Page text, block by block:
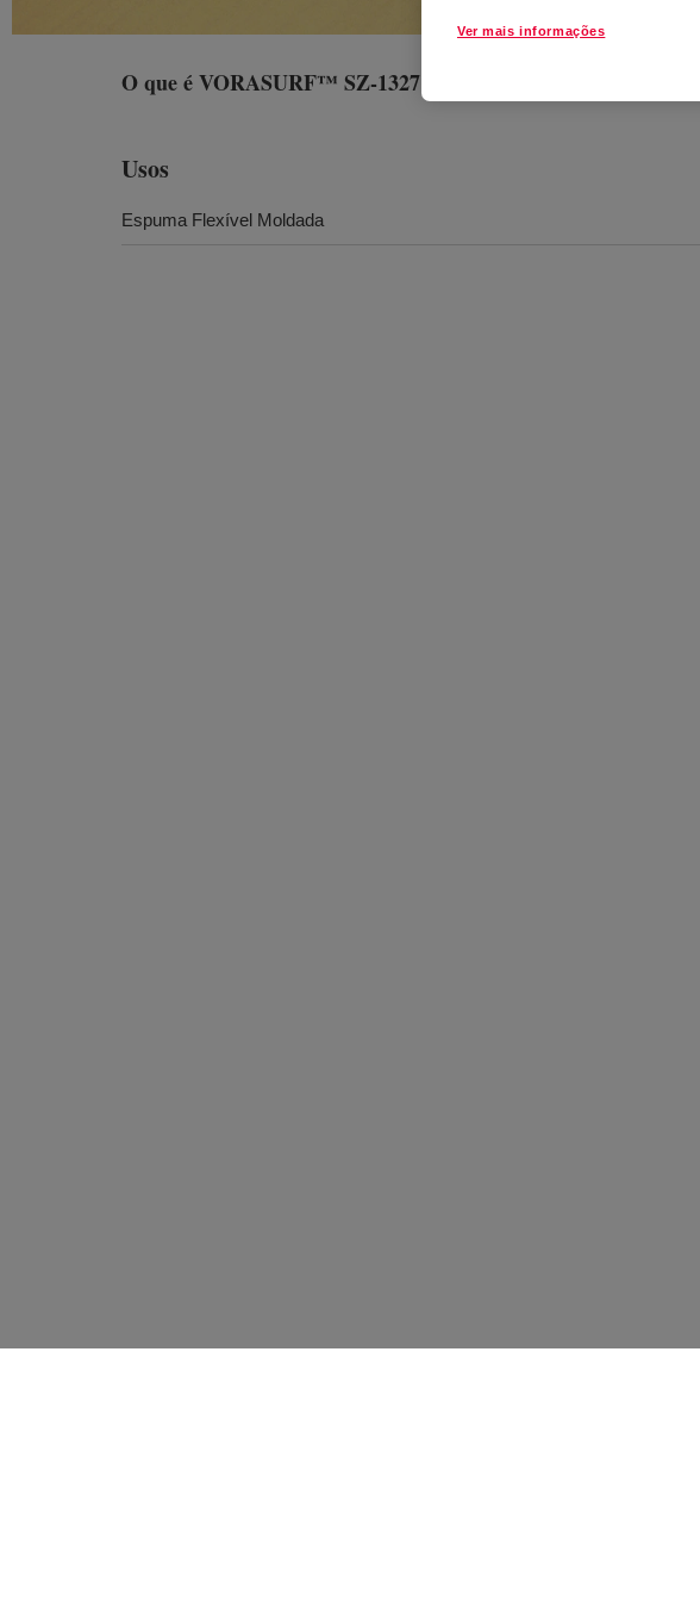
O que éVORASURF™ SZ-1327 Fluid
Usos
Espuma Flexível Moldada
Ver mais informações